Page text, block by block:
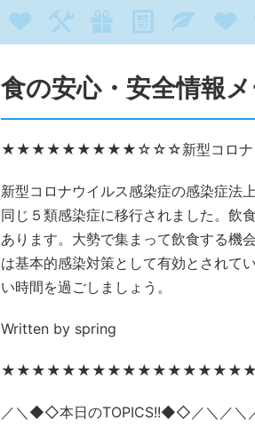
食の安心・安全情報
★★★★★★★★★☆☆☆新型コロナ
新型コロナウイルス感染症の感染症法
同じ５類感染症に移行されました。飲
あります。大勢で集まって飲食する機
は基本的感染対策として有効とされて
い時間を過ごしましょう。
Written by spring
／＼◆◇本日のTOPICS!!◆◇／＼／＼